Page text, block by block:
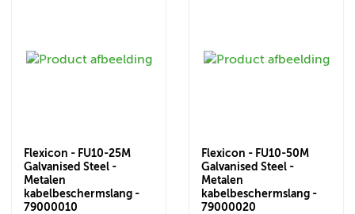
Flexicon - FU10-25M
Galvanised Steel -
Metalen
kabelbeschermslang -
79000010
Flexicon - FU10-50M
Galvanised Steel -
Metalen
kabelbeschermslang -
79000020